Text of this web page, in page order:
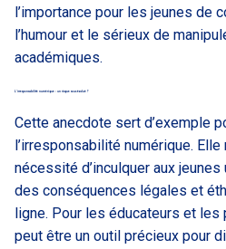
l’importance pour les jeunes de
l’humour et le sérieux de
académiques.
L’irresponsabilité numérique : un risque sous évalué ?
Cette anecdote sert d’exemple
l’irresponsabilité numérique.
nécessité d’inculquer aux
des conséquences légales et
ligne. Pour les éducateurs et
peut être un outil précieux pour